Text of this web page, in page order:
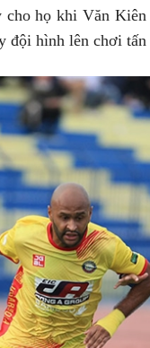
họ khi Văn
đội hình lên chơi tấn